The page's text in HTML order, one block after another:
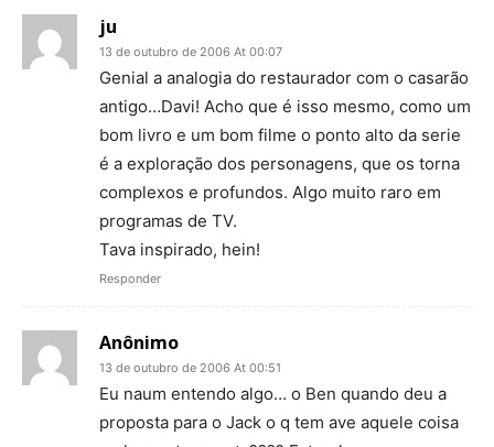
ju
13 de outubro de 2006 At 00:07
Genial a analogia do restaurador com o casarão
antigo…Davi! Acho que é isso mesmo, como um
bom livro e um bom filme o ponto alto da serie
é a exploração dos personagens, que os torna
complexos e profundos. Algo muito raro em
programas de TV.
Tava inspirado, hein!
Responder
Anônimo
13 de outubro de 2006 At 00:51
Eu naum entendo algo… o Ben quando deu a
proposta para o Jack o q tem ave aquele coisa